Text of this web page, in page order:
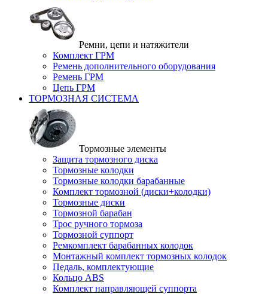
Ремни, цепи и натяжители
Комплект ГРМ
Ремень дополнительного оборудования
Ремень ГРМ
Цепь ГРМ
ТОРМОЗНАЯ СИСТЕМА
Тормозные элементы
Защита тормозного диска
Тормозные колодки
Тормозные колодки барабанные
Комплект тормозной (диски+колодки)
Тормозные диски
Тормозной барабан
Трос ручного тормоза
Тормозной суппорт
Ремкомплект барабанных колодок
Монтажный комплект тормозных колодок
Педаль, комплектующие
Кольцо ABS
Комплект направляющей суппорта